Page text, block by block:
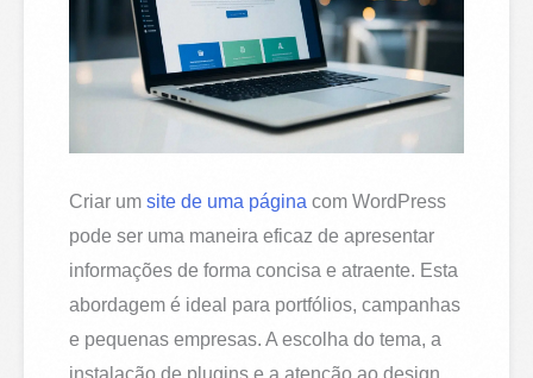
Criar umsite de uma página com WordPress
pode ser uma maneira eficaz de apresentar
informações de forma concisa e atraente. Esta
abordagem é ideal para portfólios, campanhas
e pequenas empresas. A escolha do tema, a
instalação de plugins e a atenção ao design